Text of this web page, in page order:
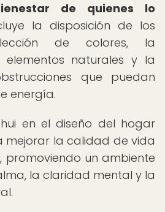
de quienes lo
la disposición de los
de colores, la
elementos naturales y la
que puedan
energía.
en el diseño del hogar
mejorar la calidad de vida
promoviendo un ambiente
la claridad mental y la